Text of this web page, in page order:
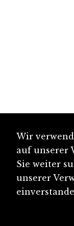
Wir
auf unserer
Sie weiter
unserer